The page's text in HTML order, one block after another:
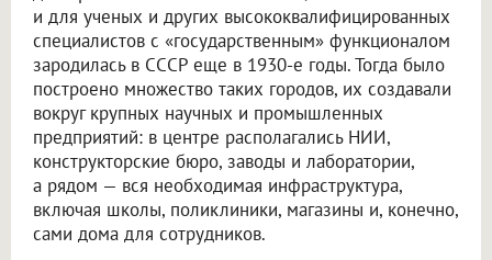
и для ученых и других высококвалифицированных
специалистов с «государственным» функционалом
зародилась в СССР еще в 1930-е годы. Тогда было
построено множество таких городов, их создавали
вокруг крупных научных и промышленных
предприятий: в центре располагались НИИ,
конструкторские бюро, заводы и лаборатории,
а рядом — вся необходимая инфраструктура,
включая школы, поликлиники, магазины и, конечно,
сами дома для сотрудников.